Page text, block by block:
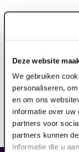
Deze website
We gebruiken
personaliseren,
en om ons
informatie over uw
partners voor
partners kunnen
informatie die u
Heb je problemen
met T-stand). Het
ervoor om geluid
hoortoestel.
voorstelling.
ontvangt hiervan
ticket kun je
ringleiding afhalen